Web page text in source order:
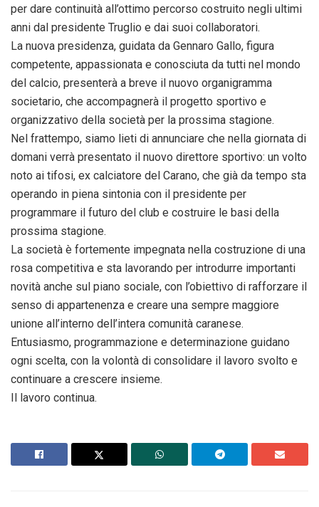
per dare continuità all’ottimo percorso costruito negli ultimi
anni dal presidente Truglio e dai suoi collaboratori.
La nuova presidenza, guidata da Gennaro Gallo, figura
competente, appassionata e conosciuta da tutti nel mondo
del calcio, presenterà a breve il nuovo organigramma
societario, che accompagnerà il progetto sportivo e
organizzativo della società per la prossima stagione.
Nel frattempo, siamo lieti di annunciare che nella giornata di
domani verrà presentato il nuovo direttore sportivo: un volto
noto ai tifosi, ex calciatore del Carano, che già da tempo sta
operando in piena sintonia con il presidente per
programmare il futuro del club e costruire le basi della
prossima stagione.
La società è fortemente impegnata nella costruzione di una
rosa competitiva e sta lavorando per introdurre importanti
novità anche sul piano sociale, con l’obiettivo di rafforzare il
senso di appartenenza e creare una sempre maggiore
unione all’interno dell’intera comunità caranese.
Entusiasmo, programmazione e determinazione guidano
ogni scelta, con la volontà di consolidare il lavoro svolto e
continuare a crescere insieme.
Il lavoro continua.